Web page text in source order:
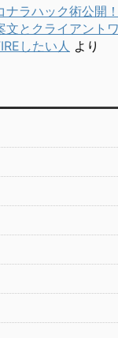
ラハック術公開！
文とクライアント
したい人 より